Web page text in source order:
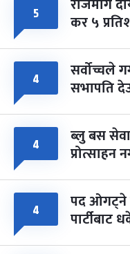
५ कर ५
४ सर्वोच्चले
सभापति
४ ब्लु बस
प्रोत्साहन
४ पद ओगट्ने
पार्टीबाट